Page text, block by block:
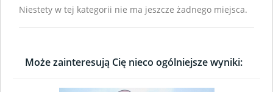
Niestety w tej kategorii nie ma jeszcze żadnego miejsca.
Może zainteresują Cię nieco ogólniejsze wyniki: